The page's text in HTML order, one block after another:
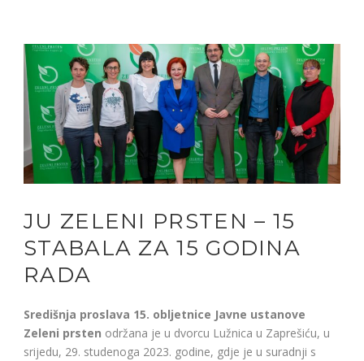
JU ZELENI PRSTEN – 15
STABALA ZA 15 GODINA
RADA
Središnja proslava 15. obljetnice Javne ustanove
Zeleni prsten održana je u dvorcu Lužnica u Zaprešiću, u
srijedu, 29. studenoga 2023. godine, gdje je u suradnji s